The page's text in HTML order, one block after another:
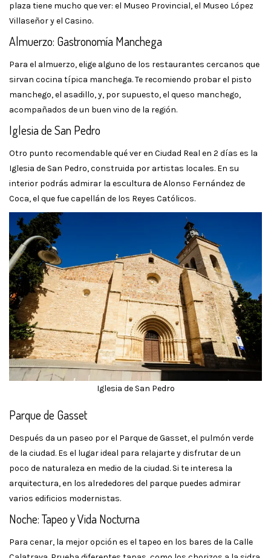
plaza tiene mucho que ver: el Museo Provincial, el Museo López
Villaseñor y el Casino.
Almuerzo: Gastronomía Manchega
Para el almuerzo, elige alguno de los restaurantes cercanos que
sirvan cocina típica manchega. Te recomiendo probar el pisto
manchego, el asadillo, y, por supuesto, el queso manchego,
acompañados de un buen vino de la región.
Iglesia de San Pedro
Otro punto recomendable qué ver en Ciudad Real en 2 días es la
Iglesia de San Pedro, construida por artistas locales. En su
interior podrás admirar la escultura de Alonso Fernández de
Coca, el que fue capellán de los Reyes Católicos.
Iglesia de San Pedro
Parque de Gasset
Después da un paseo por el Parque de Gasset, el pulmón verde
de la ciudad. Es el lugar ideal para relajarte y disfrutar de un
poco de naturaleza en medio de la ciudad. Si te interesa la
arquitectura, en los alrededores del parque puedes admirar
varios edificios modernistas.
Noche: Tapeo y Vida Nocturna
Para cenar, la mejor opción es el tapeo en los bares de la Calle